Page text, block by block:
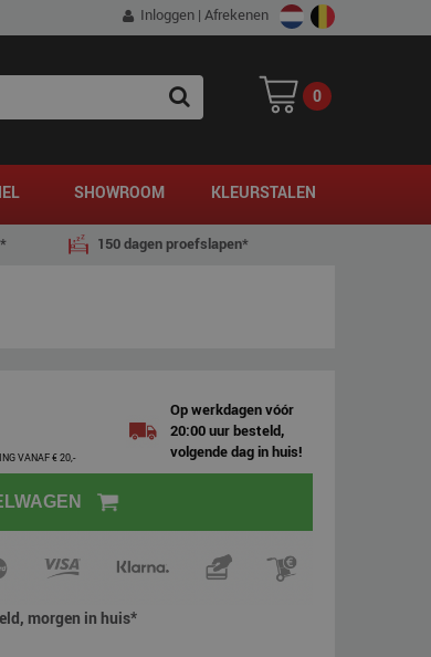
Inloggen | Afrekenen
0
SEARCH
SHOWROOM KLEURSTALEN
150 dagen proefslapen*
VANAF € 20,-
Op werkdagen vóór
20:00 uur besteld,
volgende dag in huis!
morgen in huis*